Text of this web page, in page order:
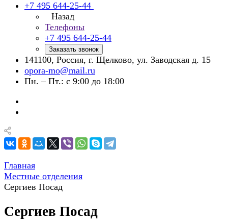
+7 495 644-25-44
Назад
Телефоны
+7 495 644-25-44
Заказать звонок
141100, Россия, г. Щелково, ул. Заводская д. 15
opora-mo@mail.ru
Пн. – Пт.: с 9:00 до 18:00
Главная
Местные отделения
Сергиев Посад
Сергиев Посад